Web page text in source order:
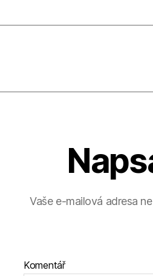
Vaše e-mailová adresa
Komentář